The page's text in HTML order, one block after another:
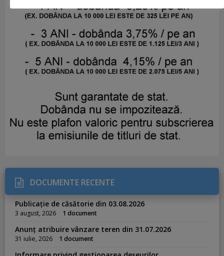
DOCUMENTE RECENTE
Publicație de căsătorie din 03.08.2026
3 august, 2026 1 document
Anunț atribuire vânzare teren din 31.07.2026
31 iulie, 2026 1 document